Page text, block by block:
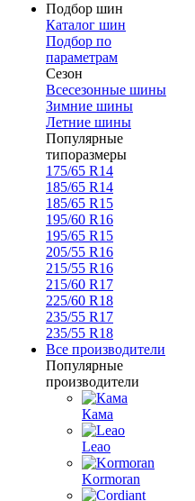
Подбор шин
Каталог шин
Подбор по
параметрам
Сезон
Всесезонные шины
Зимние шины
Летние шины
Популярные
типоразмеры
175/65 R14
185/65 R14
185/65 R15
195/60 R16
195/65 R15
205/55 R16
215/55 R16
215/60 R17
225/60 R18
235/55 R17
235/55 R18
Все производители
Популярные
производители
Кама
Leao
Kormoran